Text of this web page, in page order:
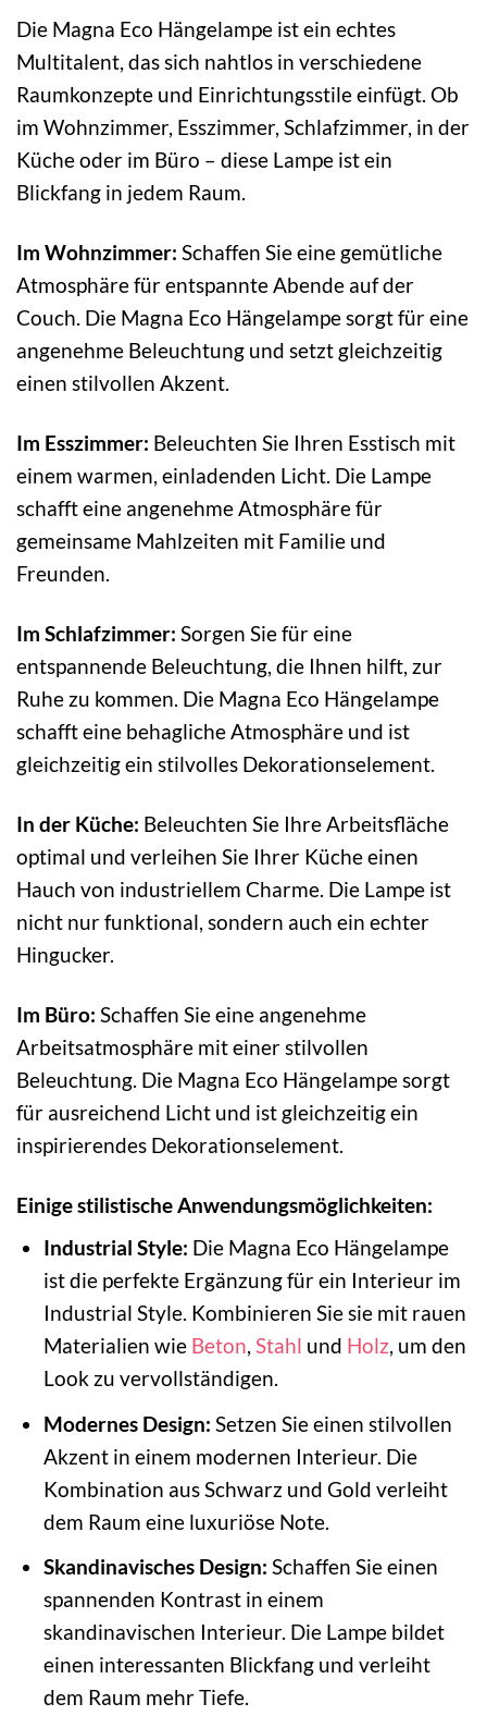
Die Magna Eco Hängelampe ist ein echtes
Multitalent, das sich nahtlos in verschiedene
Raumkonzepte und Einrichtungsstile einfügt. Ob
im Wohnzimmer, Esszimmer, Schlafzimmer, in der
Küche oder im Büro – diese Lampe ist ein
Blickfang in jedem Raum.
Im Wohnzimmer: Schaffen Sie eine gemütliche
Atmosphäre für entspannte Abende auf der
Couch. Die Magna Eco Hängelampe sorgt für eine
angenehme Beleuchtung und setzt gleichzeitig
einen stilvollen Akzent.
Im Esszimmer: Beleuchten Sie Ihren Esstisch mit
einem warmen, einladenden Licht. Die Lampe
schafft eine angenehme Atmosphäre für
gemeinsame Mahlzeiten mit Familie und
Freunden.
Im Schlafzimmer: Sorgen Sie für eine
entspannende Beleuchtung, die Ihnen hilft, zur
Ruhe zu kommen. Die Magna Eco Hängelampe
schafft eine behagliche Atmosphäre und ist
gleichzeitig ein stilvolles Dekorationselement.
In der Küche: Beleuchten Sie Ihre Arbeitsfläche
optimal und verleihen Sie Ihrer Küche einen
Hauch von industriellem Charme. Die Lampe ist
nicht nur funktional, sondern auch ein echter
Hingucker.
Im Büro: Schaffen Sie eine angenehme
Arbeitsatmosphäre mit einer stilvollen
Beleuchtung. Die Magna Eco Hängelampe sorgt
für ausreichend Licht und ist gleichzeitig ein
inspirierendes Dekorationselement.
Einige stilistische Anwendungsmöglichkeiten:
Industrial Style: Die Magna Eco Hängelampe
ist die perfekte Ergänzung für ein Interieur im
Industrial Style. Kombinieren Sie sie mit rauen
Materialien wie Beton, Stahl und Holz, um den
Look zu vervollständigen.
Modernes Design: Setzen Sie einen stilvollen
Akzent in einem modernen Interieur. Die
Kombination aus Schwarz und Gold verleiht
dem Raum eine luxuriöse Note.
Skandinavisches Design: Schaffen Sie einen
spannenden Kontrast in einem
skandinavischen Interieur. Die Lampe bildet
einen interessanten Blickfang und verleiht
dem Raum mehr Tiefe.